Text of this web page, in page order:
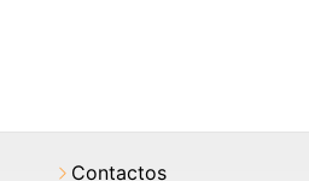
Contactos